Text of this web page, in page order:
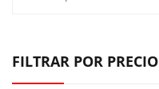
FILTRAR POR PRECIO